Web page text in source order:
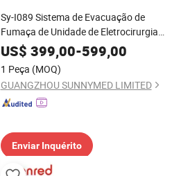
Sy-I089 Sistema de Evacuação de
Fumaça de Unidade de Eletrocirurgia
Médico-Cirúrgica
US$ 399,00-599,00
1 Peça (MOQ)
GUANGZHOU SUNNYMED LIMITED
Enviar Inquérito